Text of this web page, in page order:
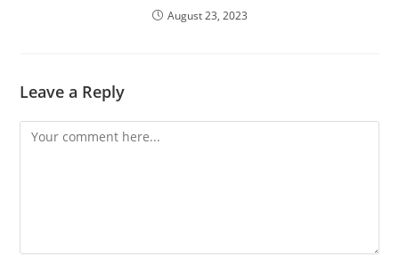
August 23, 2023
Leave a Reply